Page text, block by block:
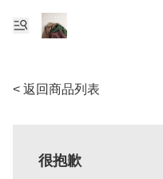
< 返回商品列表
很抱歉